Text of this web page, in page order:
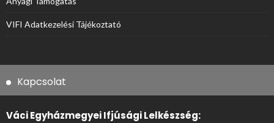
VIFI Adatkezelési Tájékoztató
Kapcsolat
Váci Egyházmegyei Ifjúsági Lelkészség: